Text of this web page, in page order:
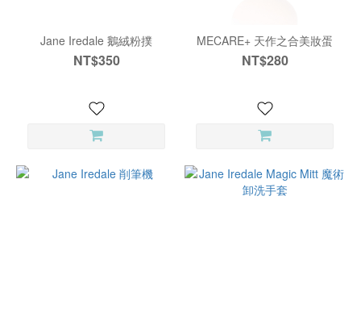
Jane Iredale 鵝絨粉撲
NT$350
MECARE+ 天作之合美妝蛋
NT$280